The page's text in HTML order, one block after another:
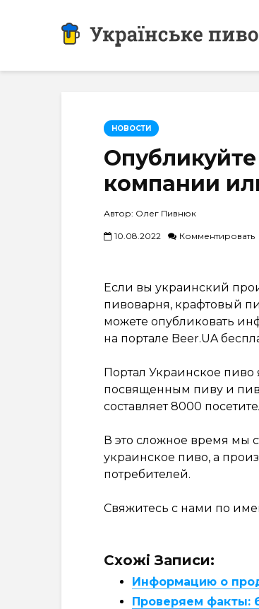
НОВОСТИ
компании
Автор: Олег Пивнюк
10.08.2022 Комментировать
Если вы украинский
пивоварня, крафтовый
можете опубликовать
на портале Beer.UA
Портал Украинское
посвященным пиву и
составляет 8000
В это сложное время мы
украинское пиво, а
потребителей.
Свяжитесь с нами по
Схожі Записи:
Информацию о
Проверяем факты: